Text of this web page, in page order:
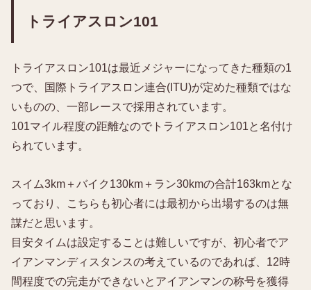
トライアスロン101
トライアスロン101は最近メジャーになってきた種類の1
つで、国際トライアスロン連合(ITU)が定めた種類ではな
いものの、一部レースで採用されています。
101マイル程度の距離なのでトライアスロン101と名付け
られています。
スイム3km＋バイク130km＋ラン30kmの合計163kmとな
っており、こちらも初心者には最初から出場するのは無
謀だと思います。
目安タイムは設定することは難しいですが、初心者でア
イアンマンディスタンスの考えているのであれば、12時
間程度での完走ができないとアイアンマンの称号を獲得